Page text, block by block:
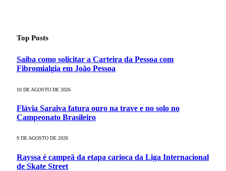
Top Posts
Saiba como solicitar a Carteira da Pessoa com
Fibromialgia em João Pessoa
10 DE AGOSTO DE 2026
Flávia Saraiva fatura ouro na trave e no solo no
Campeonato Brasileiro
9 DE AGOSTO DE 2026
Rayssa é campeã da etapa carioca da Liga Internacional
de Skate Street